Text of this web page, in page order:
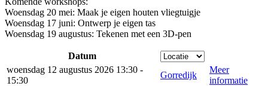
Woensdag 20 mei: Maak je eigen houten vliegtuigje
Woensdag 17 juni: Ontwerp je eigen tas
Woensdag 19 augustus: Tekenen met een 3D-pen
Datum
woensdag 12 augustus 2026 13:30 -
15:30
Gorredijk
Meer
informatie